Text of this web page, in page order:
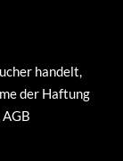
handelt,
der Haftung